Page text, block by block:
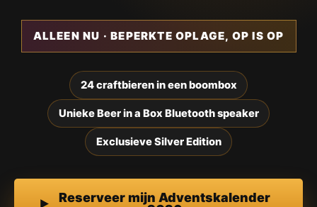
ALLEEN NU · BEPERKTE OPLAGE, OP IS OP
24 craftbieren in een boombox
Unieke Beer in a Box Bluetooth speaker
Exclusieve Silver Edition
Reserveer mijn Adventskalender